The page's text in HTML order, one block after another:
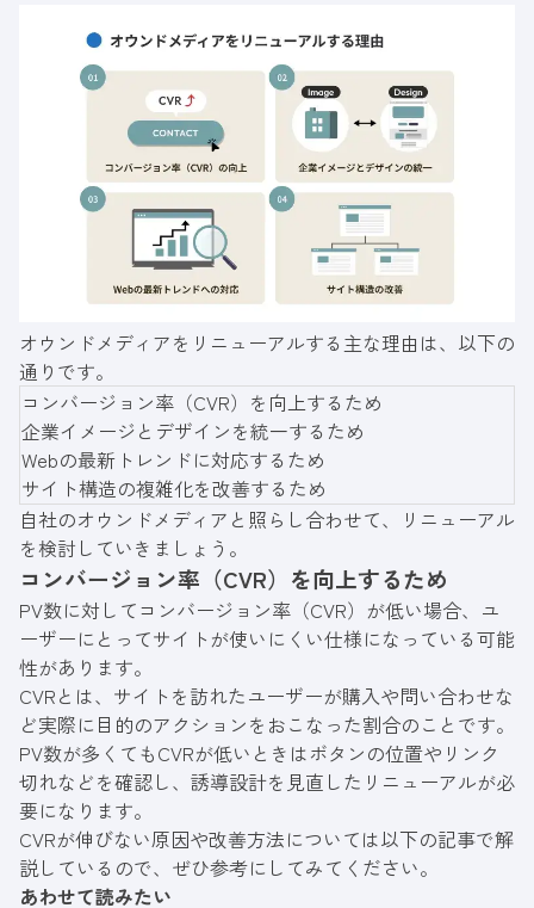
オウンドメディアをリニューアルする主な理由は、以下の
通りです。
コンバージョン率（CVR）を向上するため
企業イメージとデザインを統一するため
Webの最新トレンドに対応するため
サイト構造の複雑化を改善するため
自社のオウンドメディアと照らし合わせて、リニューアル
を検討していきましょう。
コンバージョン率（CVR）を向上するため
PV数に対してコンバージョン率（CVR）が低い場合、ユ
ーザーにとってサイトが使いにくい仕様になっている可能
性があります。
CVRとは、サイトを訪れたユーザーが購入や問い合わせな
ど実際に目的のアクションをおこなった割合のことです。
PV数が多くてもCVRが低いときはボタンの位置やリンク
切れなどを確認し、誘導設計を見直したリニューアルが必
要になります。
CVRが伸びない原因や改善方法については以下の記事で解
説しているので、ぜひ参考にしてみてください。
あわせて読みたい